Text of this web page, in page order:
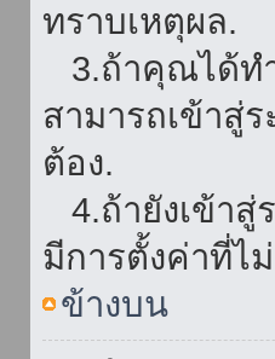
ทราบเหตุผล.
3.ถ้าคุณได้ท
สามารถเข้าสู่
ต้อง.
4.ถ้ายังเข้าสู่
มีการตั้งค่าที่ไ
ข้างบน